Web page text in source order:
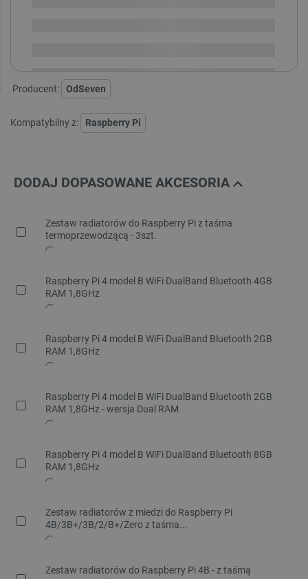
Producent: OdSeven
Kompatybilny z: Raspberry Pi
DODAJ DOPASOWANE AKCESORIA
Zestaw radiatorów do Raspberry Pi z taśma
termoprzewodzącą - 3szt.
Raspberry Pi 4 model B WiFi DualBand Bluetooth 4GB
RAM 1,8GHz
Raspberry Pi 4 model B WiFi DualBand Bluetooth 2GB
RAM 1,8GHz
Raspberry Pi 4 model B WiFi DualBand Bluetooth 2GB
RAM 1,8GHz - wersja Dual RAM
Raspberry Pi 4 model B WiFi DualBand Bluetooth 8GB
RAM 1,8GHz
Zestaw radiatorów z miedzi do Raspberry Pi
4B/3B+/3B/2/B+/Zero z taśma...
Zestaw radiatorów do Raspberry Pi 4B - z taśmą